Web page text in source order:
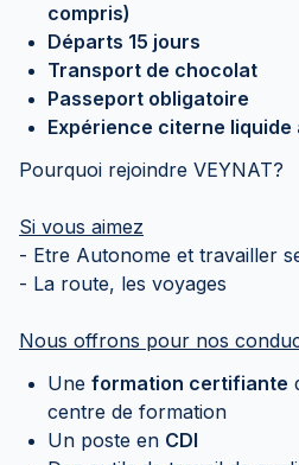
compris)
Départs 15 jours
Transport de chocolat
Passeport obligatoire
Expérience citerne liquide
Pourquoi rejoindre VEYNAT?
Si vous aimez
- Etre Autonome et travailler
- La route, les voyages
Nous offrons pour nos
Une formation certifiante
centre de formation
Un poste en CDI